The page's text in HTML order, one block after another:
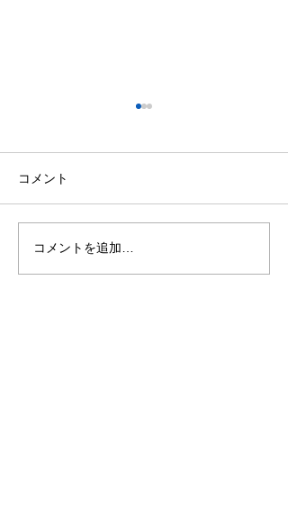
糸島で失敗しない！塾選
び糸島のコツを徹底解説
コメント
コメントを追加…